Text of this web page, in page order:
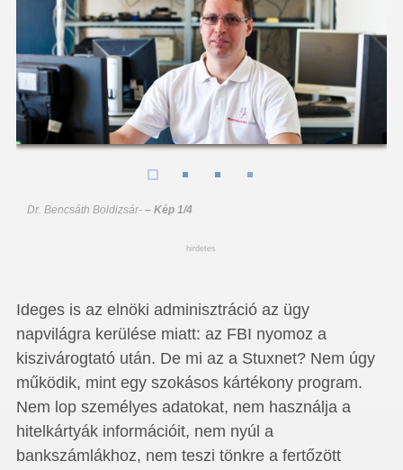
Dr. Bencsáth Boldizsár-– Kép 1/4
hirdetes
Ideges is az elnöki adminisztráció az ügy
napvilágra kerülése miatt: az FBI nyomoz a
kiszivárogtató után. De mi az a Stuxnet? Nem úgy
működik, mint egy szokásos kártékony program.
Nem lop személyes adatokat, nem használja a
hitelkártyák információit, nem nyúl a
bankszámlákhoz, nem teszi tönkre a fertőzött